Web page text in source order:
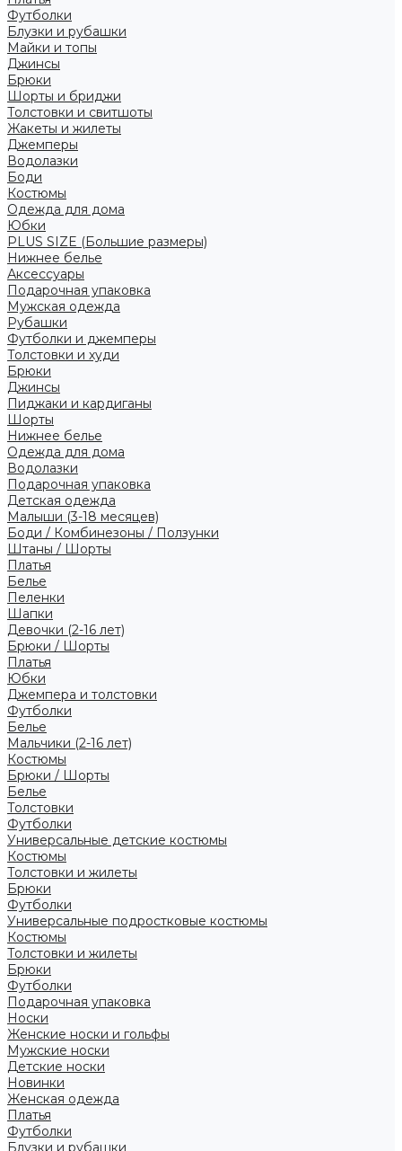
Футболки
Блузки и рубашки
Майки и топы
Джинсы
Брюки
Шорты и бриджи
Толстовки и свитшоты
Жакеты и жилеты
Джемперы
Водолазки
Боди
Костюмы
Одежда для дома
Юбки
PLUS SIZE (Большие размеры)
Нижнее белье
Аксессуары
Подарочная упаковка
Мужская одежда
Рубашки
Футболки и джемперы
Толстовки и худи
Брюки
Джинсы
Пиджаки и кардиганы
Шорты
Нижнее белье
Одежда для дома
Водолазки
Подарочная упаковка
Детская одежда
Малыши (3-18 месяцев)
Боди / Комбинезоны / Ползунки
Штаны / Шорты
Платья
Белье
Пеленки
Шапки
Девочки (2-16 лет)
Брюки / Шорты
Платья
Юбки
Джемпера и толстовки
Футболки
Белье
Мальчики (2-16 лет)
Костюмы
Брюки / Шорты
Белье
Толстовки
Футболки
Универсальные детские костюмы
Костюмы
Толстовки и жилеты
Брюки
Футболки
Универсальные подростковые костюмы
Костюмы
Толстовки и жилеты
Брюки
Футболки
Подарочная упаковка
Носки
Женские носки и гольфы
Мужские носки
Детские носки
Новинки
Женская одежда
Платья
Футболки
Блузки и рубашки